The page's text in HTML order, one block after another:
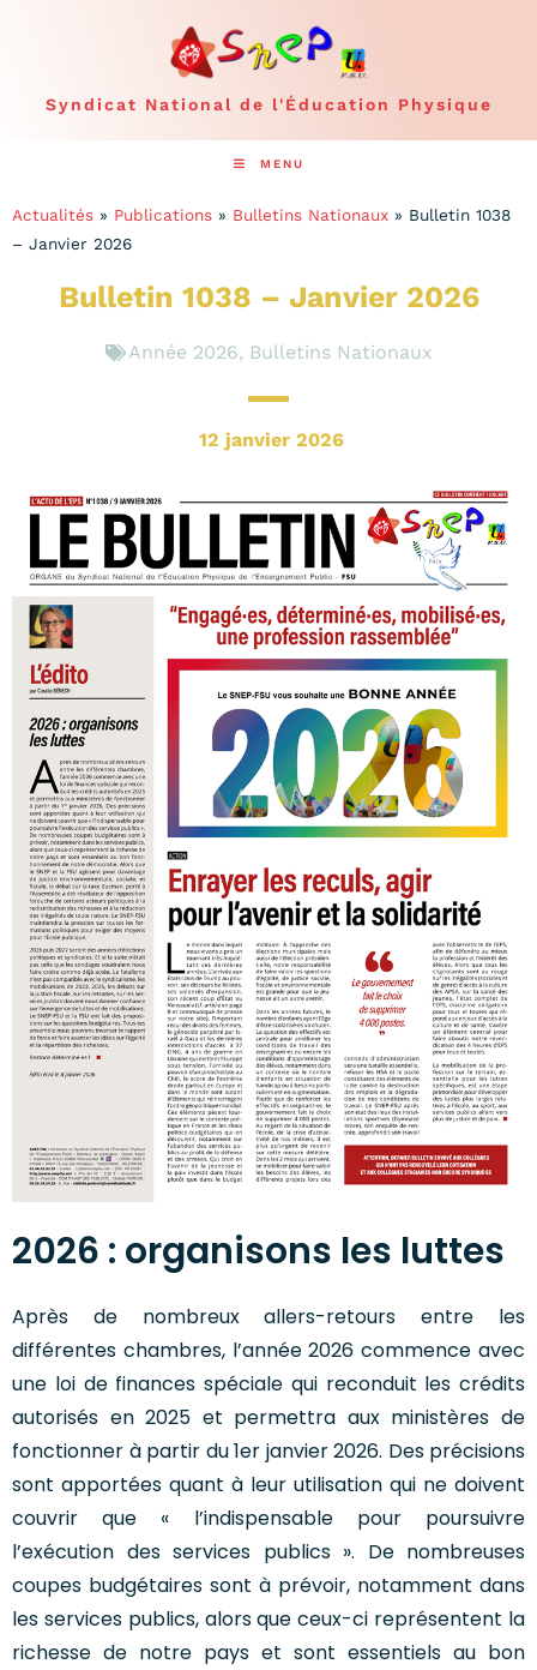
Syndicat National de l'Éducation Physique
MENU
Actualités » Publications » Bulletins Nationaux » Bulletin 1038
– Janvier 2026
Bulletin 1038 – Janvier 2026
Année 2026, Bulletins Nationaux
12 janvier 2026
2026 : organisons les luttes
Après de nombreux allers-retours entre les
différentes chambres, l’année 2026 commence avec
une loi de finances spéciale qui reconduit les crédits
autorisés en 2025 et permettra aux ministères de
fonctionner à partir du 1er janvier 2026. Des précisions
sont apportées quant à leur utilisation qui ne doivent
couvrir que « l’indispensable pour poursuivre
l’exécution des services publics ». De nombreuses
coupes budgétaires sont à prévoir, notamment dans
les services publics, alors que ceux-ci représentent la
richesse de notre pays et sont essentiels au bon